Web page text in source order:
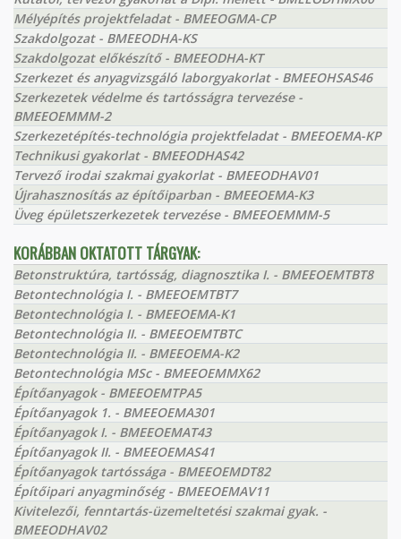
Mélyépítés projektfeladat - BMEEOGMA-CP
Szakdolgozat - BMEEODHA-KS
Szakdolgozat előkészítő - BMEEODHA-KT
Szerkezet és anyagvizsgáló laborgyakorlat - BMEEOHSAS46
Szerkezetek védelme és tartósságra tervezése -
BMEEOEMMM-2
Szerkezetépítés-technológia projektfeladat - BMEEOEMA-KP
Technikusi gyakorlat - BMEEODHAS42
Tervező irodai szakmai gyakorlat - BMEEODHAV01
Újrahasznosítás az építőiparban - BMEEOEMA-K3
Üveg épületszerkezetek tervezése - BMEEOEMMM-5
KORÁBBAN OKTATOTT TÁRGYAK:
Betonstruktúra, tartósság, diagnosztika I. - BMEEOEMTBT8
Betontechnológia I. - BMEEOEMTBT7
Betontechnológia I. - BMEEOEMA-K1
Betontechnológia II. - BMEEOEMTBTC
Betontechnológia II. - BMEEOEMA-K2
Betontechnológia MSc - BMEEOEMMX62
Építőanyagok - BMEEOEMTPA5
Építőanyagok 1. - BMEEOEMA301
Építőanyagok I. - BMEEOEMAT43
Építőanyagok II. - BMEEOEMAS41
Építőanyagok tartóssága - BMEEOEMDT82
Építőipari anyagminőség - BMEEOEMAV11
Kivitelezői, fenntartás-üzemeltetési szakmai gyak. -
BMEEODHAV02